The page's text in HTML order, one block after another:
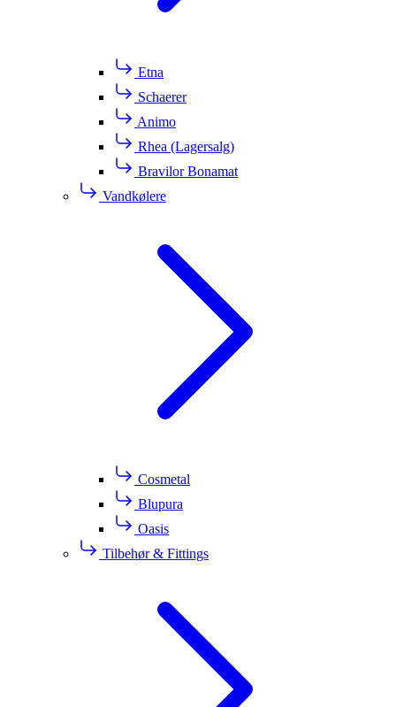
Etna
Schaerer
Animo
Rhea (Lagersalg)
Bravilor Bonamat
Vandkølere
Cosmetal
Blupura
Oasis
Tilbehør & Fittings